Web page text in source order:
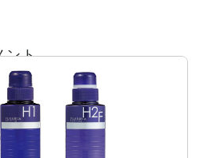
ント